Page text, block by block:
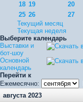
18 19 20
25 26 27
Текущий месяц
Текущая неделя
Выберите календарь
Выставки и
бот-шоу
Основной
календарь
Перейти к
Ежемесячно:
августа 2023